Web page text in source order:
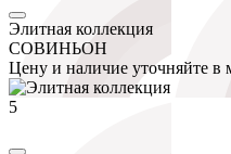
Элитная коллекция
СОВИНЬОН
Цену и наличие уточняйте в
5